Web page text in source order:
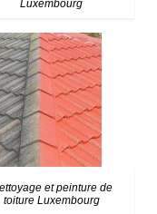
Luxembourg
et peinture de
toiture Luxembourg